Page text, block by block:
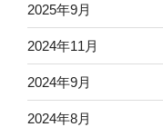
2025年9月
2024年11月
2024年9月
2024年8月